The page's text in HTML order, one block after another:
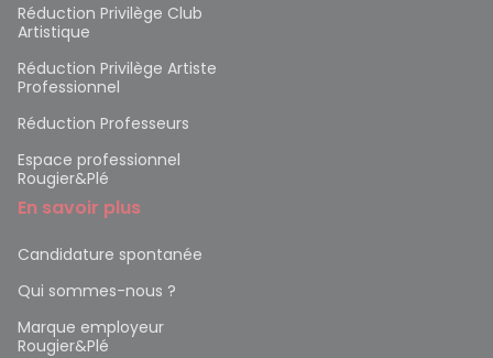
Réduction Privilège Club
Artistique
Réduction Privilège Artiste
Professionnel
Réduction Professeurs
Espace professionnel
Rougier&Plé
En savoir plus
Candidature spontanée
Qui sommes-nous ?
Marque employeur
Rougier&Plé